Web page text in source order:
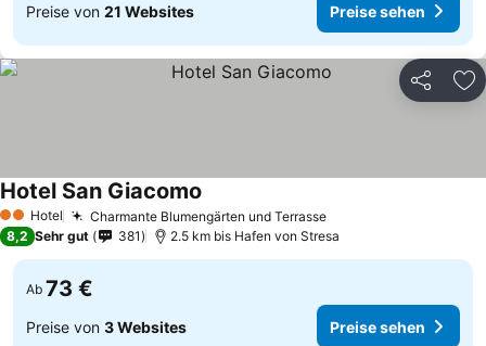
Preise von 21 Websites Preise sehen
Teilen
2 Sterne
Hotel Charmante Blumengärten und Terrasse
Hotel San Giacomo
8,2 Sehr gut 381 2.5 km bis Hafen von Stresa
Ab 73 €
Preise von 3 Websites Preise sehen